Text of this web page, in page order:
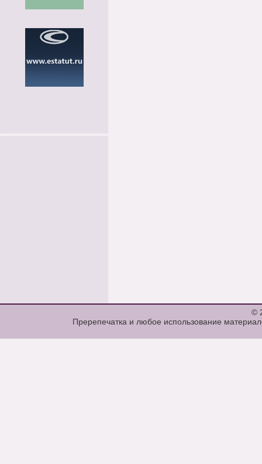
©
Пререпечатка и любое использование